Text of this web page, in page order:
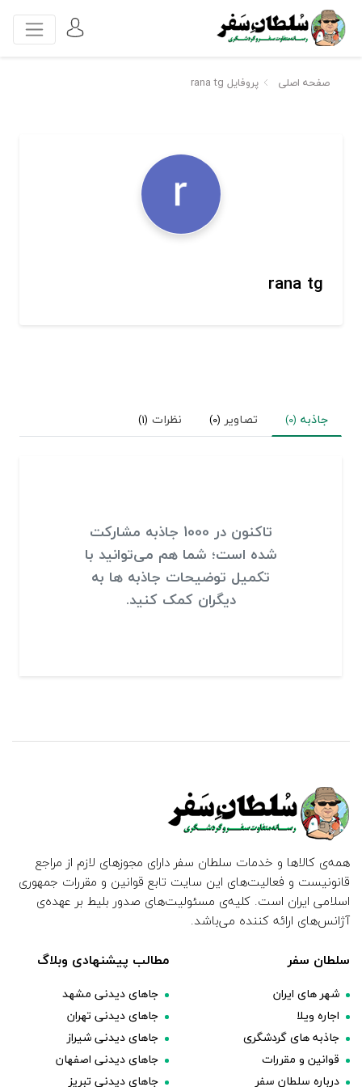
صفحه اصلی پروفایل rana tg
rana tg
جاذبه (0) تصاویر (0) نظرات (1)
تاکنون در 1000 جاذبه مشارکت
شده است؛ شما هم می‌توانید با
تکمیل توضیحات جاذبه ها به
دیگران کمک کنید.
همه‌ی کالاها و خدمات سلطان سفر دارای مجوزهای لازم از مراجع
قانونیست و فعالیت‌های این سایت تابع قوانین و مقررات جمهوری
اسلامی ایران است. کلیه‌ی مسئولیت‌های صدور بلیط بر عهده‌ی
آژانس‌های ارائه کننده می‌باشد.
سلطان سفر
شهر های ایران
اجاره ویلا
جاذبه های گردشگری
قوانین و مقررات
درباره سلطان سفر
مطالب پیشنهادی وبلاگ
جاهای دیدنی مشهد
جاهای دیدنی تهران
جاهای دیدنی شیراز
جاهای دیدنی اصفهان
جاهای دیدنی تبریز